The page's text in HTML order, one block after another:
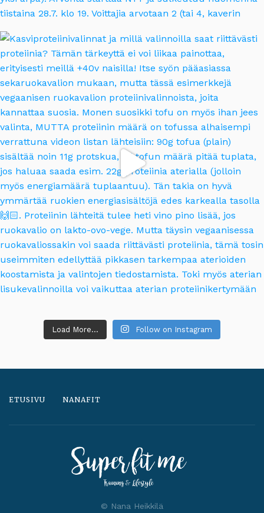
Load More... Follow on Instagram
ETUSIVU NANAFIT
© Nana Heikkilä